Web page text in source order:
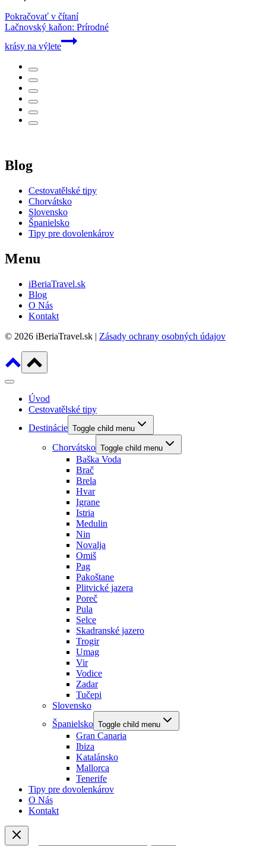
Pokračovať v čítaní
Lačnovský kaňon: Prírodné
krásy na výlete
Blog
Cestovatělské tipy
Chorvátsko
Slovensko
Španielsko
Tipy pre dovolenkárov
Menu
iBeriaTravel.sk
Blog
O Nás
Kontakt
© 2026 iBeriaTravel.sk | Zásady ochrany osobných údajov
Úvod
Cestovatělské tipy
Destinácie Toggle child menu
Chorvátsko Toggle child menu
Baška Voda
Brač
Brela
Hvar
Igrane
Istria
Medulin
Nin
Novalja
Omiš
Pag
Pakoštane
Plitvické jazera
Poreč
Pula
Selce
Skadranské jazero
Trogir
Umag
Vir
Vodice
Zadar
Tučepi
Slovensko
Španielsko Toggle child menu
Gran Canaria
Ibiza
Katalánsko
Mallorca
Tenerife
Tipy pre dovolenkárov
O Nás
Kontakt